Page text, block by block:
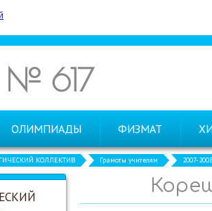
№ 617
ОЛИМПИАДЫ ФИЗМАТ
КОЛЛЕКТИВ Грамоты учителям 2007-2008